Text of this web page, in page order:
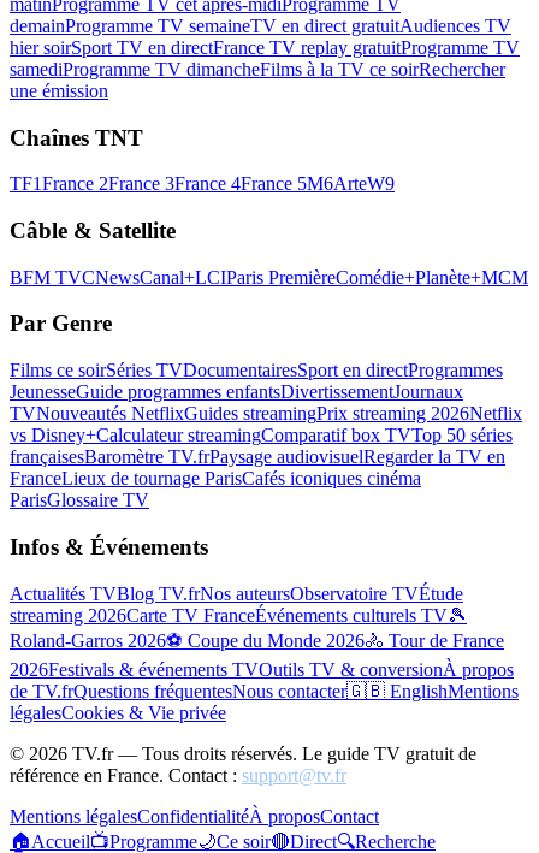
demainProgramme TV semaineTV en direct gratuitAudiences TV
hier soirSport TV en directFrance TV replay gratuitProgramme TV
samediProgramme TV dimancheFilms à la TV ce soirRechercher
une émission
Chaînes TNT
TF1France 2France 3France 4France 5M6ArteW9
Câble & Satellite
BFM TVCNewsCanal+LCIParis PremièreComédie+Planète+MCM
Par Genre
Films ce soirSéries TVDocumentairesSport en directProgrammes
JeunesseGuide programmes enfantsDivertissementJournaux
TVNouveautés NetflixGuides streamingPrix streaming 2026Netflix
vs Disney+Calculateur streamingComparatif box TVTop 50 séries
françaisesBaromètre TV.frPaysage audiovisuelRegarder la TV en
FranceLieux de tournage ParisCafés iconiques cinéma
ParisGlossaire TV
Infos & Événements
Actualités TVBlog TV.frNos auteursObservatoire TVÉtude
streaming 2026Carte TV FranceÉvénements culturels TV🎾
Roland-Garros 2026⚽ Coupe du Monde 2026🚴 Tour de France
2026Festivals & événements TVOutils TV & conversionÀ propos
de TV.frQuestions fréquentesNous contacter🇬🇧 EnglishMentions
légalesCookies & Vie privée
© 2026 TV.fr — Tous droits réservés. Le guide TV gratuit de
référence en France. Contact : support@tv.fr
Mentions légalesConfidentialitéÀ proposContact
🏠Accueil📺Programme🌙Ce soir🔴Direct🔍Recherche